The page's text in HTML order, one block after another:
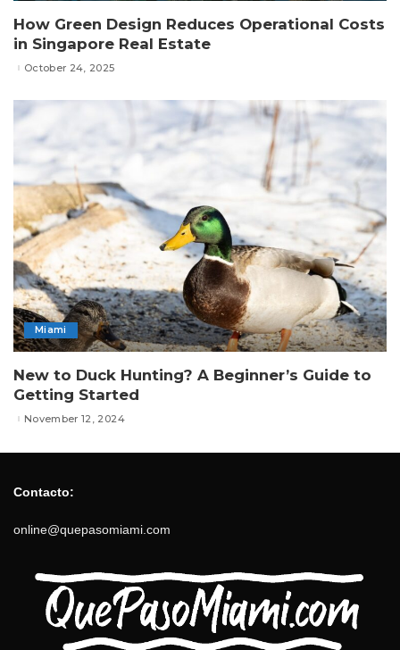
How Green Design Reduces Operational Costs
in Singapore Real Estate
October 24, 2025
Miami
New to Duck Hunting? A Beginner’s Guide to
Getting Started
November 12, 2024
Contacto:
online@quepasomiami.com